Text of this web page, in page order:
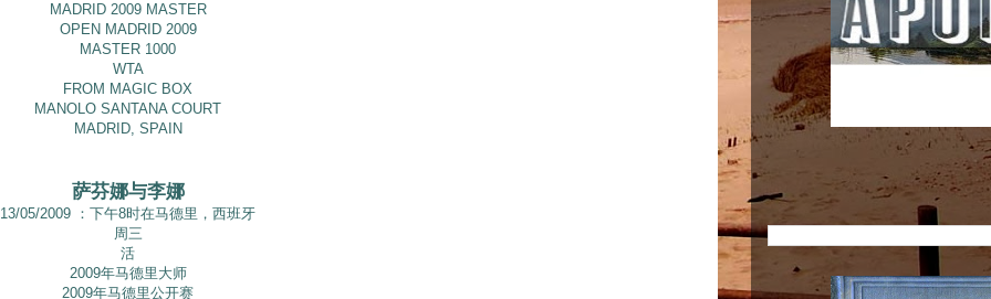
MADRID 2009 MASTER
OPEN MADRID 2009
MASTER 1000
WTA
FROM MAGIC BOX
MANOLO SANTANA COURT
MADRID, SPAIN
萨芬娜与李娜
13/05/2009 ：下午8时在马德里，西班牙
周三
活
2009年马德里大师
2009年马德里公开赛